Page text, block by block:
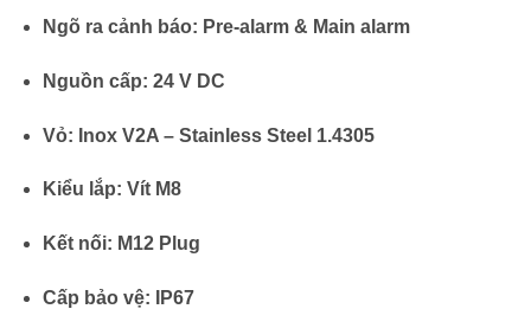
Ngõ ra cảnh báo: Pre-alarm & Main alarm
Nguồn cấp: 24 V DC
Vỏ: Inox V2A – Stainless Steel 1.4305
Kiểu lắp: Vít M8
Kết nối: M12 Plug
Cấp bảo vệ: IP67